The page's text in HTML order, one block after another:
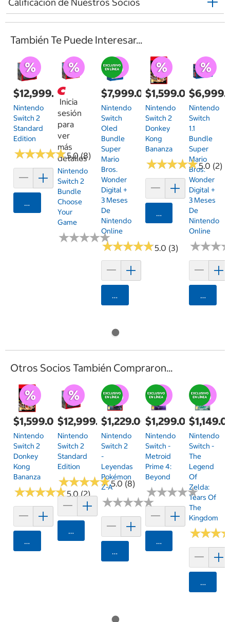
También Te Puede Interesar...
$12,999.00
Nintendo
Switch 2
Standard
Edition
★★★★★
★★★★★5.0 (8)
Agregar
Inicia
sesión
para
ver
más
detalles
Nintendo
Switch 2
Bundle
Choose
Your
Game
★★★★★
★★★★★
$7,999.00
Nintendo
Switch
Oled
Bundle
Super
Mario
Bros.
Wonder
Digital +
3 Meses
De
Nintendo
Online
★★★★★
★★★★★5.0 (3)
Agregar
$1,599.00
Nintendo
Switch 2
Donkey
Kong
Bananza
★★★★★
★★★★★5.0 (2)
Agregar
Nintendo
Switch
1.1
Bundle
Super
Mario
Bros.
Wonder
Digital +
3 Meses
De
Nintendo
Online
★★★
★★★
Otros Socios También Compraron...
$1,599.00
Nintendo
Switch 2
Donkey
Kong
Bananza
★★★★★
★★★★★5.0 (2)
Agregar
$12,999.00
Nintendo
Switch 2
Standard
Edition
★★★★★
★★★★★5.0 (8)
Agregar
$1,229.00
Nintendo
Switch 2
-
Leyendas
Pokémon
Z-A
★★★★★
★★★★★
Agregar
$1,299.00
Nintendo
Switch -
Metroid
Prime 4:
Beyond
★★★★★
★★★★★
Agregar
Nintendo
Switch -
The
Legend
Of
Zelda:
Tears Of
The
Kingdom
★★★
★★★